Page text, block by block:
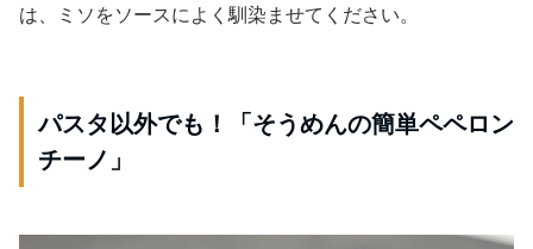
は、ミソをソースによく馴染ませてください。
パスタ以外でも！「そうめんの簡単ペペロン
チーノ」